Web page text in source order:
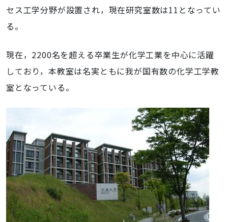
セス工学分野が設置され，現在研究室数は11となってい
る。
現在，2200名を超える卒業生が化学工業を中心に活躍
しており，本教室は名実ともに我が国有数の化学工学教
室となっている。